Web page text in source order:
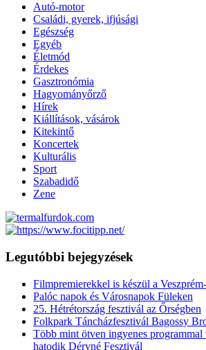
Autó-motor
Családi, gyerek, ifjúsági
Egészség
Egyéb
Életmód
Érdekes
Gasztronómia
Hagyományőrző
Hírek
Kiállítások, vásárok
Kitekintő
Koncertek
Kulturális
Sport
Szabadidő
Zene
Legutóbbi bejegyzések
Filmpremierekkel is készül a
Palóc napok és Városnapok Füleken
25. Hétrétország fesztivál az Őrségben
Folkpark Táncházfesztivál Bagossy
Több mint ötven ingyenes programmal
hatodik Déryné Fesztivál